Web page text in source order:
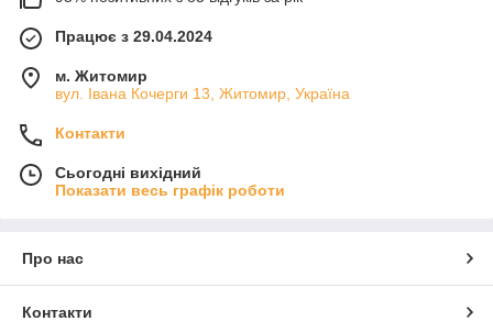
Працює з 29.04.2024
м. Житомир
вул. Івана Кочерги 13, Житомир, Україна
Контакти
Сьогодні вихідний
Показати весь графік роботи
Про нас
Контакти